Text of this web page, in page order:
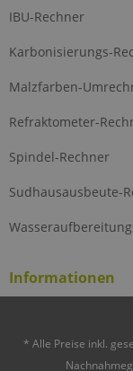
IBU-Rechner
Karbonisierungs-
Malzfarben-
Refraktometer-
Spindel-Rechner
Sudhausausbeute-
Informationen
* Alle Preise inkl.